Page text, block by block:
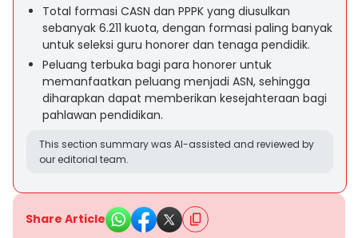
Total formasi CASN dan PPPK yang diusulkan
sebanyak 6.211 kuota, dengan formasi paling banyak
untuk seleksi guru honorer dan tenaga pendidik.
Peluang terbuka bagi para honorer untuk
memanfaatkan peluang menjadi ASN, sehingga
diharapkan dapat memberikan kesejahteraan bagi
pahlawan pendidikan.
This section summary was AI-assisted and reviewed by
our editorial team.
Share Article